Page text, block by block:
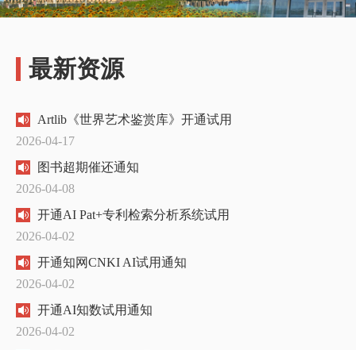
最新资源
Artlib《世界艺术鉴赏库》开通试用
2026-04-17
图书超期催还通知
2026-04-08
开通AI Pat+专利检索分析系统试用
2026-04-02
开通知网CNKI AI试用通知
2026-04-02
开通AI知数试用通知
2026-04-02